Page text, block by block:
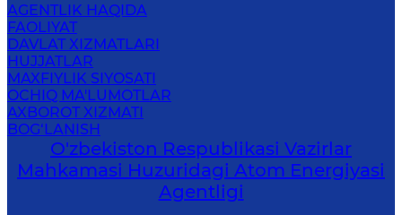
AGENTLIK HAQIDA
FAOLIYAT
DAVLAT XIZMATLARI
HUJJATLAR
MAXFIYLIK SIYOSATI
OCHIQ MA'LUMOTLAR
AXBOROT XIZMATI
BOG‘LANISH
O'zbekiston Respublikasi Vazirlar
Mahkamasi Huzuridagi Atom Energiyasi
Agentligi